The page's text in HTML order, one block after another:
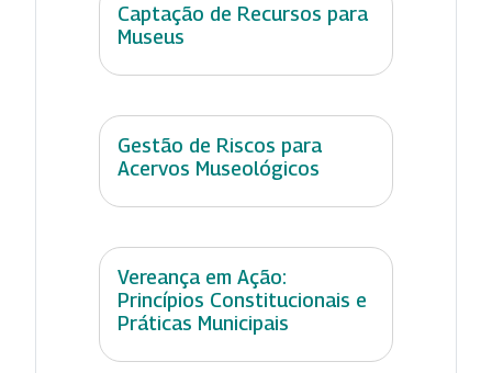
Captação de Recursos para
Museus
Gestão de Riscos para
Acervos Museológicos
Vereança em Ação:
Princípios Constitucionais e
Práticas Municipais